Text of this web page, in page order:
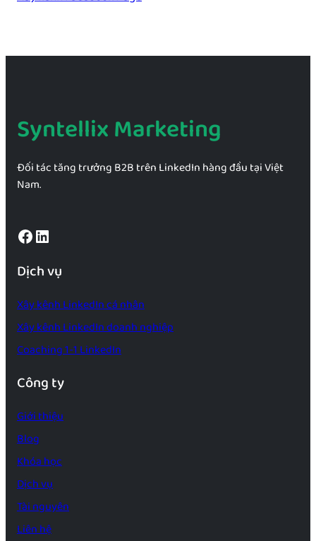
Syntellix Marketing
Đối tác tăng trưởng B2B trên LinkedIn hàng đầu tại Việt
Nam.
Facebook LinkedIn
Dịch vụ
Xây kênh LinkedIn cá nhân
Xây kênh LinkedIn doanh nghiệp
Coaching 1-1 LinkedIn
Công ty
Giới thiệu
Blog
Khóa học
Dịch vụ
Tài nguyên
Liên hệ